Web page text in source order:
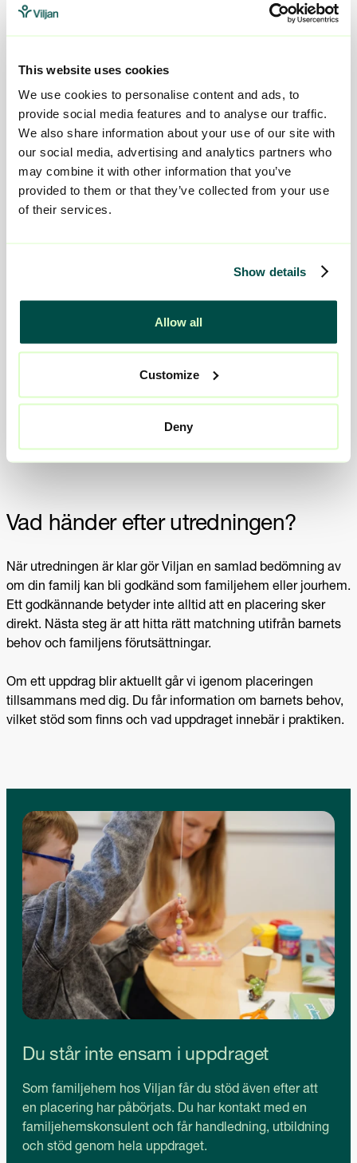
This website uses cookies
We use cookies to personalise content and ads, to
provide social media features and to analyse our traffic.
We also share information about your use of our site with
our social media, advertising and analytics partners who
may combine it with other information that you’ve
provided to them or that they’ve collected from your use
of their services.
Show details
Allow all
Customize
Deny
Därför är utredningen viktig
En familjehemsutredning kan kännas omfattande, men den
finns till för att skapa trygghet. Det handlar om att barnet ska
igenom både praktiska och känslomässiga delar – från
vardag, nätverk och boendesituation till samarbete med
socialtjänst och barnets föräldrar.
Målet är att skapa en så trygg och hållbar matchning som
Vad händer efter utredningen?
När utredningen är klar gör Viljan en samlad bedömning av
om din familj kan bli godkänd som familjehem eller jourhem.
Ett godkännande betyder inte alltid att en placering sker
direkt. Nästa steg är att hitta rätt matchning utifrån barnets
behov och familjens förutsättningar.
Om ett uppdrag blir aktuellt går vi igenom placeringen
tillsammans med dig. Du får information om barnets behov,
vilket stöd som finns och vad uppdraget innebär i praktiken.
Du står inte ensam i uppdraget
Som familjehem hos Viljan får du stöd även efter att
en placering har påbörjats. Du har kontakt med en
familjehemskonsulent och får handledning, utbildning
och stöd genom hela uppdraget.